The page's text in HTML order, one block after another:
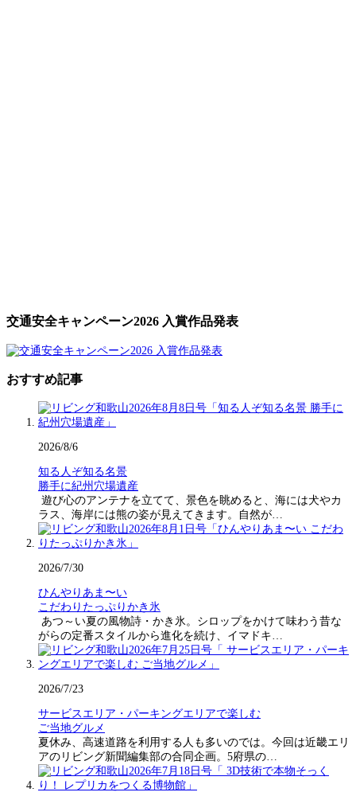
交通安全キャンペーン2026 入賞作品発表
おすすめ記事
2026/8/6
知る人ぞ知る名景
勝手に紀州穴場遺産
遊び心のアンテナを立てて、景色を眺めると、海には犬やカ
ラス、海岸には熊の姿が見えてきます。自然が…
2026/7/30
ひんやりあま〜い
こだわりたっぷりかき氷
あつ～い夏の風物詩・かき氷。シロップをかけて味わう昔な
がらの定番スタイルから進化を続け、イマドキ…
2026/7/23
サービスエリア・パーキングエリアで楽しむ
ご当地グルメ
夏休み、高速道路を利用する人も多いのでは。今回は近畿エリ
アのリビング新聞編集部の合同企画。5府県の…